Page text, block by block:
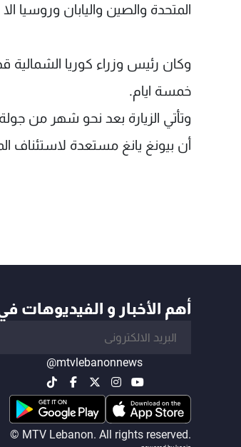
المتحدة والصين واليابان وروسيا الا ان
وكان رئيس وزراء كوريا
خمسة ايام.
وتأتي الزيارة بعد نحو شهر من
أن بيونغ يانغ مستعدة
أهم الأخبار و الفيديوهات
@mtvlebanonnews
© MTV Lebanon. All rights reserved.